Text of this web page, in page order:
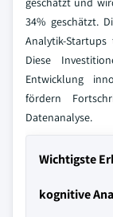
34% geschätzt.
Analytik-
Diese
Entwicklung
fördern
Datenanalyse.
Wichtigste
kognitive